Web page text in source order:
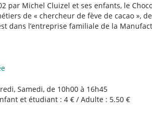
par Michel Cluizel et ses enfants, le
de « chercheur de fève de cacao »,
dans l’entreprise familiale de la
Samedi, de 10h00 à 16h45
et étudiant : 4 € / Adulte : 5.50 €